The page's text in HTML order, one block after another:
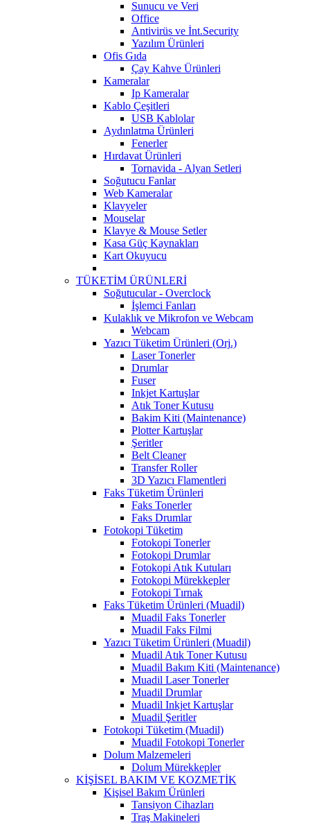
Sunucu ve Veri
Office
Antivirüs ve İnt.Security
Yazılım Ürünleri
Ofis Gıda
Çay Kahve Ürünleri
Kameralar
Ip Kameralar
Kablo Çeşitleri
USB Kablolar
Aydınlatma Ürünleri
Fenerler
Hırdavat Ürünleri
Tornavida - Alyan Setleri
Soğutucu Fanlar
Web Kameralar
Klavyeler
Mouselar
Klavye & Mouse Setler
Kasa Güç Kaynakları
Kart Okuyucu
TÜKETİM ÜRÜNLERİ
Soğutucular - Overclock
İşlemci Fanları
Kulaklık ve Mikrofon ve Webcam
Webcam
Yazıcı Tüketim Ürünleri (Orj.)
Laser Tonerler
Drumlar
Fuser
Inkjet Kartuşlar
Atık Toner Kutusu
Bakim Kiti (Maintenance)
Plotter Kartuşlar
Şeritler
Belt Cleaner
Transfer Roller
3D Yazıcı Flamentleri
Faks Tüketim Ürünleri
Faks Tonerler
Faks Drumlar
Fotokopi Tüketim
Fotokopi Tonerler
Fotokopi Drumlar
Fotokopi Atık Kutuları
Fotokopi Mürekkepler
Fotokopi Tırnak
Faks Tüketim Ürünleri (Muadil)
Muadil Faks Tonerler
Muadil Faks Filmi
Yazıcı Tüketim Ürünleri (Muadil)
Muadil Atık Toner Kutusu
Muadil Bakım Kiti (Maintenance)
Muadil Laser Tonerler
Muadil Drumlar
Muadil Inkjet Kartuşlar
Muadil Şeritler
Fotokopi Tüketim (Muadil)
Muadil Fotokopi Tonerler
Dolum Malzemeleri
Dolum Mürekkepler
KİŞİSEL BAKIM VE KOZMETİK
Kişisel Bakım Ürünleri
Tansiyon Cihazları
Traş Makineleri